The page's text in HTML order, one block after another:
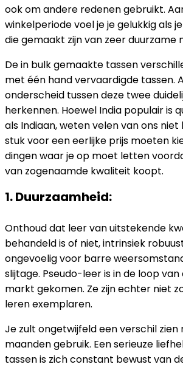
ook om andere redenen gebruikt.
winkelperiode voel je je gelukkig als
die gemaakt zijn van zeer duurzame
De in bulk gemaakte tassen
met één hand vervaardigde tassen.
onderscheid tussen deze twee
herkennen. Hoewel India populair is
als Indiaan, weten velen van ons niet
stuk voor een eerlijke prijs moeten
dingen waar je op moet letten
van zogenaamde kwaliteit koopt.
1. Duurzaamheid:
Onthoud dat leer van uitstekende
behandeld is of niet, intrinsiek
ongevoelig voor barre
slijtage. Pseudo-leer is in de loop
markt gekomen. Ze zijn echter niet
leren exemplaren.
Je zult ongetwijfeld een verschil zien
maanden gebruik. Een serieuze
tassen is zich constant bewust van